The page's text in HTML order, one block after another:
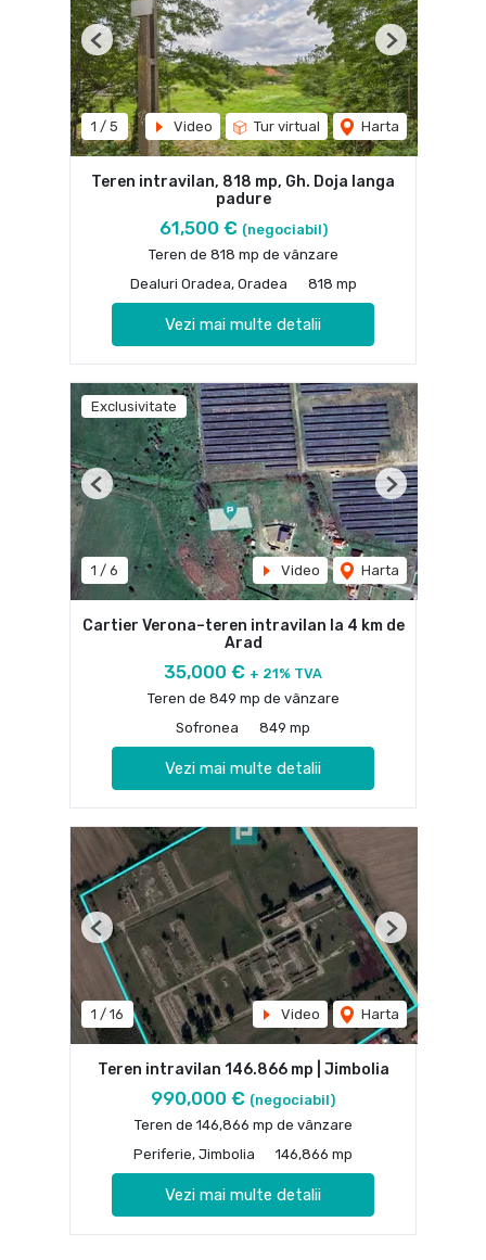
1 / 5 Video Tur virtual Harta
Previous Next
Teren intravilan, 818 mp, Gh. Doja langa
padure
61,500 € (negociabil)
Teren de 818 mp de vânzare
Dealuri Oradea, Oradea
818 mp
Vezi mai multe detalii
Exclusivitate
1 / 6 Video Harta
Previous Next
Cartier Verona–teren intravilan la 4 km de
Arad
35,000 € + 21% TVA
Teren de 849 mp de vânzare
Sofronea
849 mp
Vezi mai multe detalii
1 / 16 Video Harta
Previous Next
Teren intravilan 146.866 mp | Jimbolia
990,000 € (negociabil)
Teren de 146,866 mp de vânzare
Periferie, Jimbolia
146,866 mp
Vezi mai multe detalii